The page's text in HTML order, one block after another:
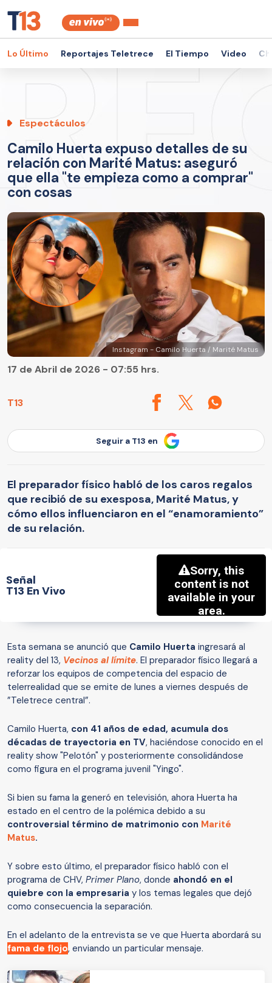
Lo Último Reportajes Teletrece El Tiempo Video
Espectáculos
Camilo Huerta expuso detalles de su
relación con Marité Matus: aseguró
que ella "te empieza como a comprar"
con cosas
Instagram - Camilo Huerta / Marité Matus
T13
17 de Abril de 2026 - 07:55 hrs.
Seguir a T13 en
El preparador físico habló de los caros regalos
que recibió de su exesposa, Marité Matus, y
cómo ellos influenciaron en el “enamoramiento”
de su relación.
Señal
T13 En Vivo
Esta semana se anunció que Camilo Huerta ingresará al
reality del 13, Vecinos al límite. El preparador físico llegará a
reforzar los equipos de competencia del espacio de
telerrealidad que se emite de lunes a viernes después de
”Teletrece central”.
Camilo Huerta, con 41 años de edad, acumula dos
décadas de trayectoria en TV, haciéndose conocido en el
reality show "Pelotón" y posteriormente consolidándose
como figura en el programa juvenil "Yingo".
Si bien su fama la generó en televisión, ahora Huerta ha
estado en el centro de la polémica debido a su
controversial término de matrimonio con Marité
Matus.
Y sobre esto último, el preparador físico habló con el
programa de CHV, Primer Plano, donde ahondó en el
quiebre con la empresaria y los temas legales que dejó
como consecuencia la separación.
En el adelanto de la entrevista se ve que Huerta abordará su
fama de flojo, enviando un particular mensaje.